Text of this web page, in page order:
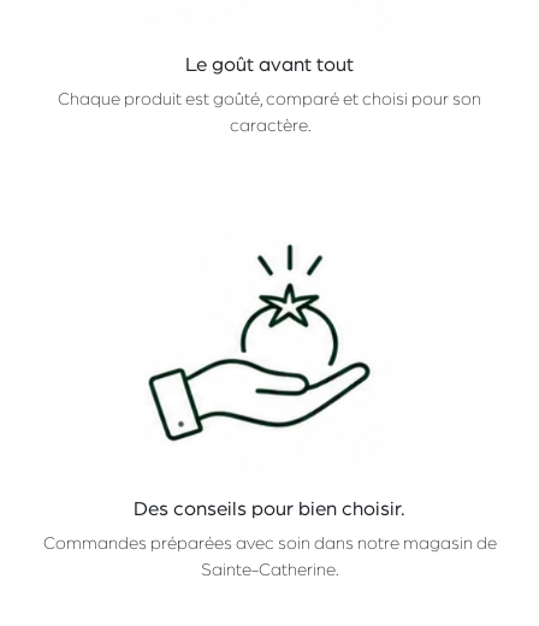
Le goût avant tout
Chaque produit est goûté, comparé et choisi pour son
caractère.
Des conseils pour bien choisir.
Commandes préparées avec soin dans notre magasin de
Sainte-Catherine.